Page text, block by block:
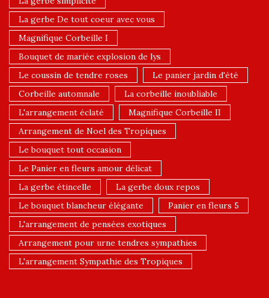
La gerbe De tout coeur avec vous
Magnifique Corbeille I
Bouquet de mariée explosion de lys
Le coussin de tendre roses
Le panier jardin d'été
Corbeille automnale
La corbeille inoubliable
L'arrangement éclaté
Magnifique Corbeille II
Arrangement de Noel des Tropiques
Le bouquet tout occasion
Le Panier en fleurs amour délicat
La gerbe étincelle
La gerbe doux repos
Le bouquet blancheur élégante
Panier en fleurs 5
L'arrangement de pensées exotiques
Arrangement pour urne tendres sympathies
L'arrangement Sympathie des Tropiques